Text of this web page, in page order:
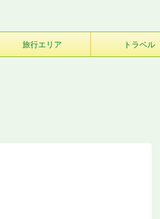
旅行エリア トラベル